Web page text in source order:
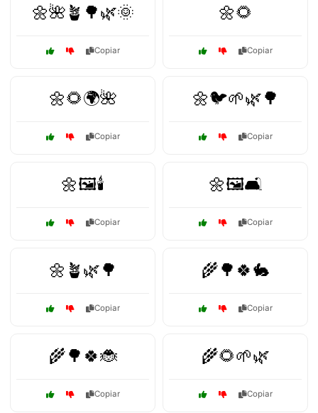
🌼🌺🪴🌳🌿🌞
Copiar
🌼🌻
Copiar
🌼🌻🌍🌺
Copiar
🌼🐦🌱🌿🌳
Copiar
🌼🖼️🕯️
Copiar
🌼🖼️🛋️
Copiar
🌼🪴🌿🌳
Copiar
🌾🌳🍀🐇
Copiar
🌾🌳🍀🐞
Copiar
🌾🌻🌱🌿
Copiar